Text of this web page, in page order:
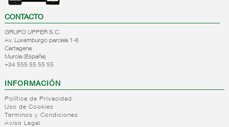
refrigerada
cafe
Bebidas
refrigeradas
choco y
otras
Mantequillas
Internacional
lacteos
ref.yogur,natas..
+
Internacional
mantequillas
Internacional
yogur,postre,otros
lacteos
Margarinas
conservas
pescado,surimis
Salazones
Bacalao-
CONTACTO
GRUPO UPPER S.C.
Av. Luxemburgo parcela 1-6
Cartagena
Murcia (España)
+34 555 55 55 55
INFORMACIÓN
Política de Privacidad
Uso de Cookies
Terminos y Condiciones
Aviso Legal